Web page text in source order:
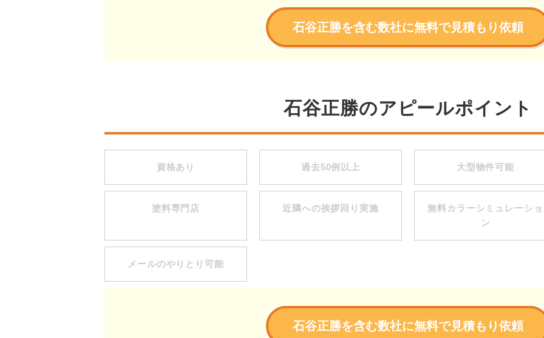
石谷正勝を含む数社に無料で見積もり依頼
石谷正勝のアピールポイント
資格あり 過去50例以上 大型物件可能
塗料専門店 近隣への挨拶回り実施
無料カラーシミュレーショ
ン
メールのやりとり可能
石谷正勝を含む数社に無料で見積もり依頼